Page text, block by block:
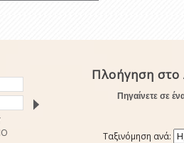
Πλοήγηση στο
Πηγαίνετε σε
Ταξινόμηση ανά: